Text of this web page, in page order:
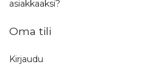
asiakkaaksi?
Oma tili
Kirjaudu